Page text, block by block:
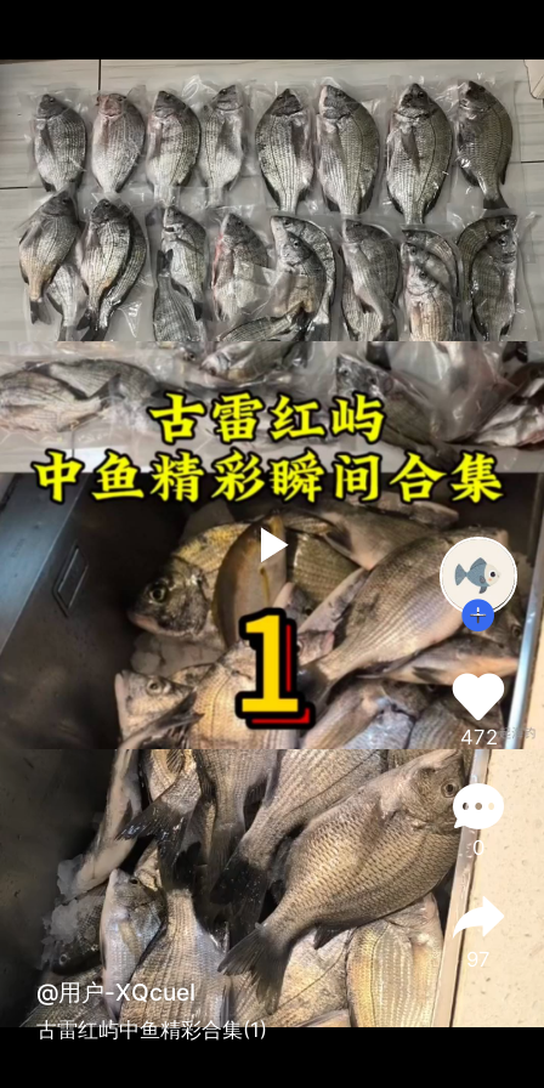
472
0
97
@用户-XQcueI
古雷红屿中鱼精彩合集(1)